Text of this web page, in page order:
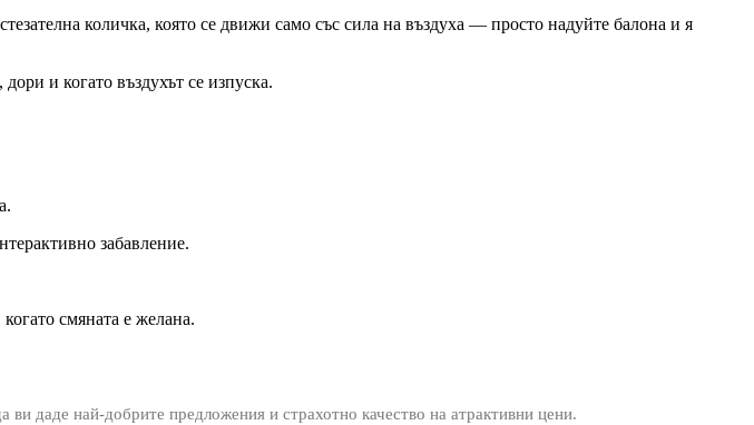
количка, която се движи само със сила на въздуха — просто надуйте балона и я
и когато въздухът се изпуска.
забавление.
смяната е желана.
даде най-добрите предложения и страхотно качество на атрактивни цени.